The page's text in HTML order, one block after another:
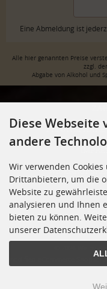
Eine Abmeldung ist
Alle hier genannten Preise
zzgl.
Abgabe von Alkohol und
JUGENDSCHUTZ
modified eCommerce
Diese Webseite
andere
Wir verwenden
Drittanbietern, um die
Website zu
analysieren und Ihnen
bieten zu können.
unserer